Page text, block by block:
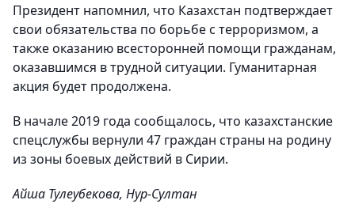
Президент напомнил, что Казахстан подтверждает
свои обязательства по борьбе с терроризмом, а
также оказанию всесторонней помощи гражданам,
оказавшимся в трудной ситуации. Гуманитарная
акция будет продолжена.
В начале 2019 года сообщалось, что казахстанские
спецслужбы вернули 47 граждан страны на родину
из зоны боевых действий в Сирии.
Айша Тулеубекова, Нур-Султан